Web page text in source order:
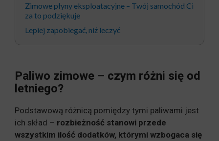
Zimowe płyny eksploatacyjne – Twój samochód Ci
za to podziękuje
Lepiej zapobiegać, niż leczyć
Paliwo zimowe – czym różni się od
letniego?
Podstawową różnicą pomiędzy tymi paliwami jest
ich skład – rozbieżność stanowi przede
wszystkim ilość dodatków, którymi wzbogaca się